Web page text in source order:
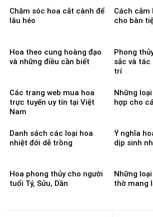
Chăm sóc hoa cắt cành để
lâu héo
Cách cắm
cho bàn
Hoa theo cung hoàng đạo
và những điều cần biết
Phong
sắc và
trí
Các trang web mua hoa
trực tuyến uy tín tại Việt
Nam
Những
hợp cho
Danh sách các loại hoa
nhiệt đới dễ trồng
Ý nghĩa
dịp sinh
Hoa phong thủy cho người
tuổi Tý, Sửu, Dần
Những
thờ mang